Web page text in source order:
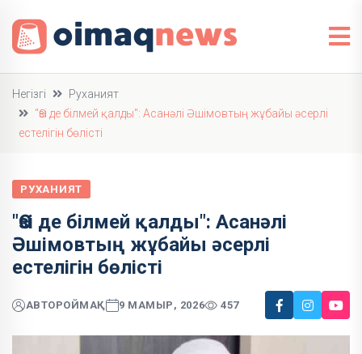
Негізгі
Руханият
"Өзі де білмей қалды": Асанәлі Әшімовтың жұбайы әсерлі
естелігін бөлісті
РУХАНИЯТ
"Өзі де білмей қалды": Асанәлі
Әшімовтың жұбайы әсерлі
естелігін бөлісті
АВТОРОЙМАҚ 9 МАМЫР, 2026 457